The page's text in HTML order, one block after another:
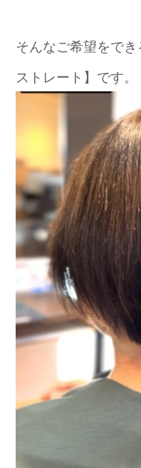
そんなご希望をで
ストレート】です。